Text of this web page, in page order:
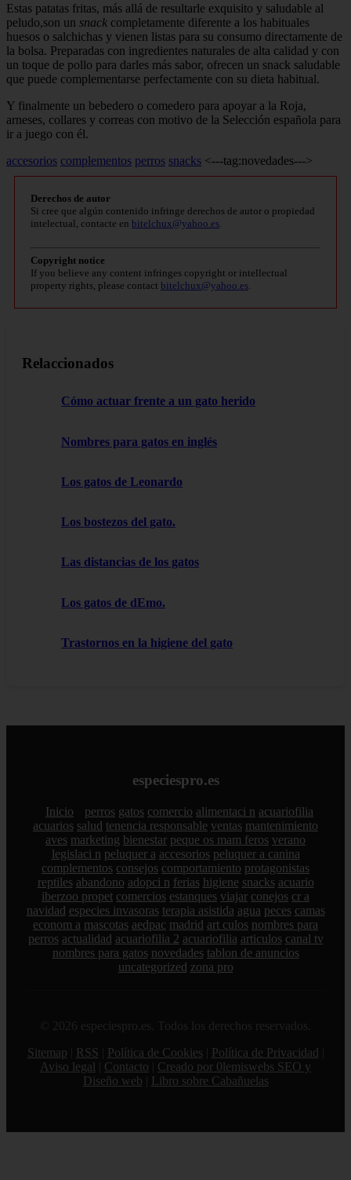
Estas patatas fritas, más allá de resultarle exquisito y saludable al
peludo,son un snack completamente diferente a los habituales
huesos o salchichas y vienen listas para su consumo directamente de
la bolsa. Preparadas con ingredientes naturales de alta calidad y con
un toque de pollo para darles más sabor, ofrecen un snack saludable
que puede complementarse perfectamente con su dieta habitual.
Y finalmente un bebedero o comedero para apoyar a la Roja,
arneses, collares y correas con motivo de la Selección española para
ir a juego con él.
accesorios complementos perros snacks <---tag:novedades--->
Derechos de autor
Si cree que algún contenido infringe derechos de autor o propiedad
intelectual, contacte en bitelchux@yahoo.es
Copyright notice
If you believe any content infringes copyright or intellectual
property rights, please contact bitelchux@yahoo.es
Relaccionados
Cómo actuar frente a un gato herido
Nombres para gatos en inglés
Los gatos de Leonardo
Los bostezos del gato.
Las distancias de los gatos
Los gatos de dEmo.
Trastornos en la higiene del gato
especiespro.es
Inicio perros gatos comercio alimentaci n acuariofilia
acuarios salud tenencia responsable ventas mantenimiento
aves marketing bienestar peque os mam feros verano
legislaci n peluquer a accesorios peluquer a canina
complementos consejos comportamiento protagonistas
reptiles abandono adopci n ferias higiene snacks acuario
iberzoo propet comercios estanques viajar conejos cr a
navidad especies invasoras terapia asistida agua peces camas
econom a mascotas aedpac madrid art culos nombres para
perros actualidad acuariofilia 2 acuariofilia articulos canal tv
nombres para gatos novedades tablon de anuncios
uncategorized zona pro
© 2026 especiespro.es. Todos los derechos reservados.
Sitemap
RSS Política de Cookies Política de Privacidad
Aviso legal
Contacto
Creado por 0lemiswebs SEO y
Diseño web
Libro sobre Cabañuelas